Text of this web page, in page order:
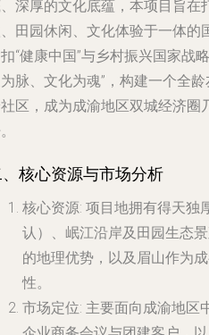
深厚的文化底蕴，本项目旨在
田园休闲、文化体验于一体的
“健康中国”与乡村振兴国家战
脉、文化为魂”，构建一个全
区，成为成渝地区双城经济圈
核心资源与市场分析
核心资源: 项目地拥有得天独
认）、岷江沿岸及田园生态
的地理优势，以及眉山作为
性。
市场定位: 主要面向成渝地区